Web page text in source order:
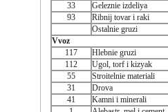
33
Geleznie izdeliya
93
Ribnij tovar i raki
Ostalnie gruzi
Vvoz
117
Hlebnie gruzi
112
Ugol, torf i kizyak
55
Stroitelnie materiali
31
Drova
41
Kamni i minerali